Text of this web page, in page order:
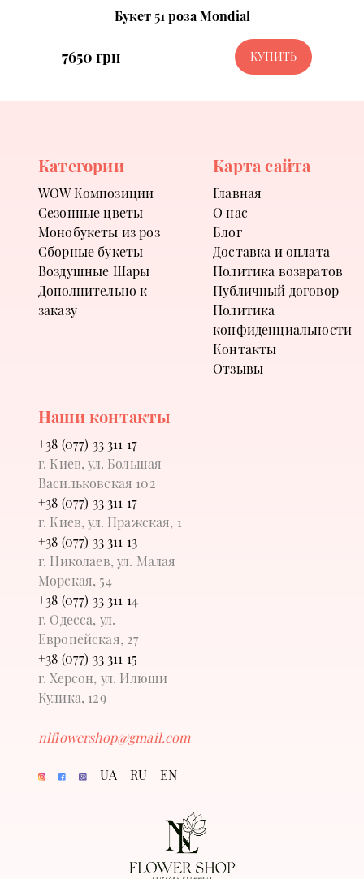
Букет 51 роза Mondial
7650 грн КУПИТЬ
Категории
WOW Композиции
Сезонные цветы
Монобукеты из роз
Сборные букеты
Воздушные Шары
Дополнительно к
заказу
Карта сайта
Главная
О нас
Блог
Доставка и оплата
Политика возвратов
Публичный договор
Политика
конфиденциальности
Контакты
Отзывы
Наши контакты
+38 (077) 33 311 17
г. Киев, ул. Большая
Васильковская 102
+38 (077) 33 311 17
г. Киев, ул. Пражская, 1
+38 (077) 33 311 13
г. Николаев, ул. Малая
Морская, 54
+38 (077) 33 311 14
г. Одесса, ул.
Европейская, 27
+38 (077) 33 311 15
г. Херсон, ул. Илюши
Кулика, 129
nlflowershop@gmail.com
UA RU EN